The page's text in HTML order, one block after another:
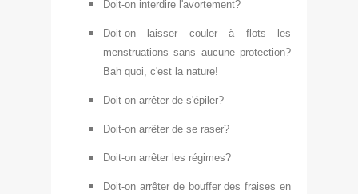
Doit-on interdire l'avortement?
Doit-on laisser couler à fl ots les
menstruations sans aucune protection?
Bah quoi, c'est la nature!
Doit-on arrêter de s'épiler?
Doit-on arrêter de se raser?
Doit-on arrêter les régimes?
Doit-on arrêter de bouffer des fraises en